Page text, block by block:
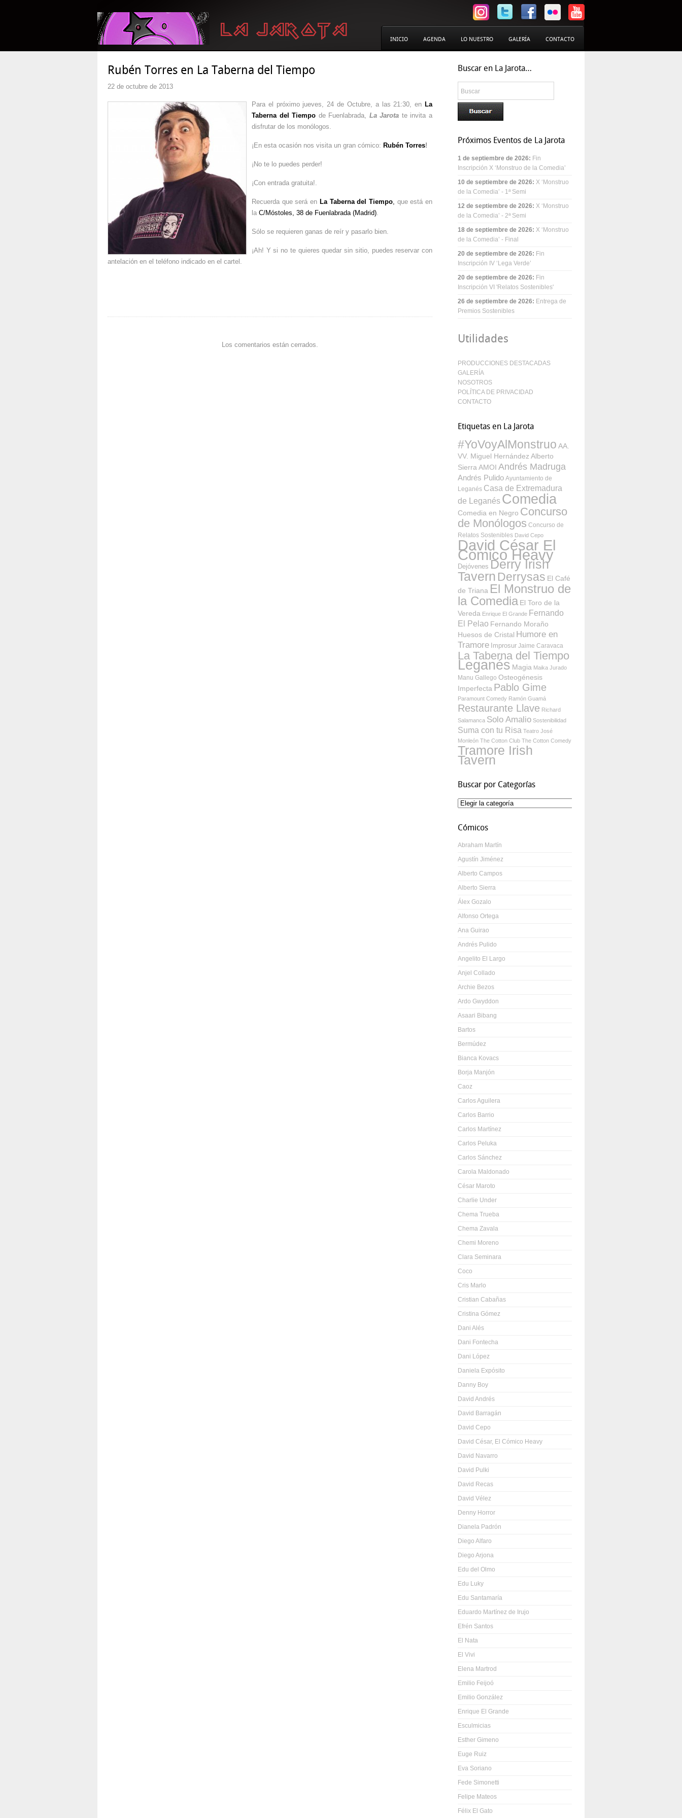
INICIO AGENDA LO NUESTRO GALERÍA CONTACTO
Rubén Torres en La Taberna del Tiempo
22 de octubre de 2013
Para el próximo jueves, 24 de Octubre, a las 21:30, en La
Taberna del Tiempo de Fuenlabrada, La Jarota te invita a
disfrutar de los monólogos.
¡En esta ocasión nos visita un gran cómico: Rubén Torres!
¡No te lo puedes perder!
¡Con entrada gratuita!.
Recuerda que será en La Taberna del Tiempo, que está en
la C/Móstoles, 38 de Fuenlabrada (Madrid).
Sólo se requieren ganas de reír y pasarlo bien.
¡Ah! Y si no te quieres quedar sin sitio, puedes reservar con
antelación en el teléfono indicado en el cartel.
Los comentarios están cerrados.
Buscar en La Jarota…
Próximos Eventos de La Jarota
1 de septiembre de 2026: Fin
Inscripción X ‘Monstruo de la Comedia’
10 de septiembre de 2026: X ‘Monstruo
de la Comedia’ - 1ª Semi
12 de septiembre de 2026: X ‘Monstruo
de la Comedia’ - 2ª Semi
18 de septiembre de 2026: X ‘Monstruo
de la Comedia’ - Final
20 de septiembre de 2026: Fin
Inscripción IV ‘Lega Verde’
20 de septiembre de 2026: Fin
Inscripción VI 'Relatos Sostenibles'
26 de septiembre de 2026: Entrega de
Premios Sostenibles
Utilidades
PRODUCCIONES DESTACADAS
GALERÍA
NOSOTROS
POLÍTICA DE PRIVACIDAD
CONTACTO
Etiquetas en La Jarota
#YoVoyAlMonstruo AA.
VV. Miguel Hernández Alberto
Sierra AMOI Andrés Madruga
Andrés Pulido Ayuntamiento de
Leganés Casa de Extremadura
de Leganés Comedia
Comedia en Negro Concurso
de Monólogos Concurso de
Relatos Sostenibles David Cepo
David César El
Cómico Heavy
Dejóvenes Derry Irish
Tavern Derrysas El Café
de Triana El Monstruo de
la Comedia El Toro de la
Vereda Enrique El Grande Fernando
El Pelao Fernando Moraño
Huesos de Cristal Humore en
Tramore Improsur Jaime Caravaca
La Taberna del Tiempo
Leganés Magia Maika Jurado
Manu Gallego Osteogénesis
Imperfecta Pablo Gime
Paramount Comedy Ramón Guamá
Restaurante Llave Richard
Salamanca Solo Amalio Sostenibilidad
Suma con tu Risa Teatro José
Monleón The Cotton Club The Cotton Comedy
Tramore Irish
Tavern
Buscar por Categorías
Buscar
Cómicos
Abraham Martín
Agustín Jiménez
Alberto Campos
Alberto Sierra
Álex Gozalo
Alfonso Ortega
Ana Guirao
Andrés Pulido
Angelito El Largo
Anjel Collado
Archie Bezos
Ardo Gwyddon
Asaari Bibang
Bartos
Bermúdez
Bianca Kovacs
Borja Manjón
Caoz
Carlos Aguilera
Carlos Barrio
Carlos Martínez
Carlos Peluka
Carlos Sánchez
Carola Maldonado
César Maroto
Charlie Under
Chema Trueba
Chema Zavala
Chemi Moreno
Clara Seminara
Coco
Cris Marlo
Cristian Cabañas
Cristina Gómez
Dani Alés
Dani Fontecha
Dani López
Daniela Expósito
Danny Boy
David Andrés
David Barragán
David Cepo
David César, El Cómico Heavy
David Navarro
David Pulki
David Recas
David Vélez
Denny Horror
Dianela Padrón
Diego Alfaro
Diego Arjona
Edu del Olmo
Edu Luky
Edu Santamaría
Eduardo Martínez de Irujo
Efrén Santos
El Nata
El Vivi
Elena Martrod
Emilio Feijoó
Emilio González
Enrique El Grande
Esculmicias
Esther Gimeno
Euge Ruiz
Eva Soriano
Fede Simonetti
Felipe Mateos
Félix El Gato